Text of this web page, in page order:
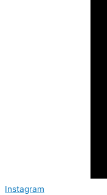
Instagram